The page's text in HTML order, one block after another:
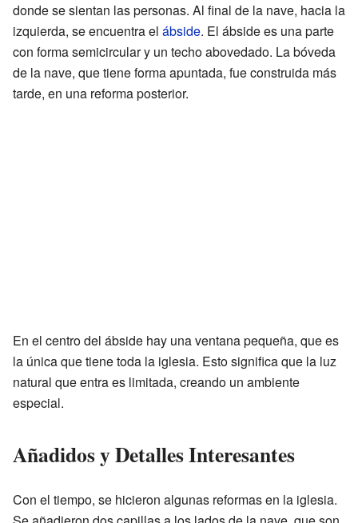
donde se sientan las personas. Al final de la nave, hacia la
izquierda, se encuentra el ábside. El ábside es una parte
con forma semicircular y un techo abovedado. La bóveda
de la nave, que tiene forma apuntada, fue construida más
tarde, en una reforma posterior.
En el centro del ábside hay una ventana pequeña, que es
la única que tiene toda la iglesia. Esto significa que la luz
natural que entra es limitada, creando un ambiente
especial.
Añadidos y Detalles Interesantes
Con el tiempo, se hicieron algunas reformas en la iglesia.